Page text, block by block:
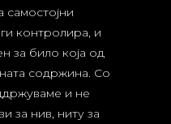
самостојни
контролира, и
за било која од
содржина. Со
и не
за нив, ниту за